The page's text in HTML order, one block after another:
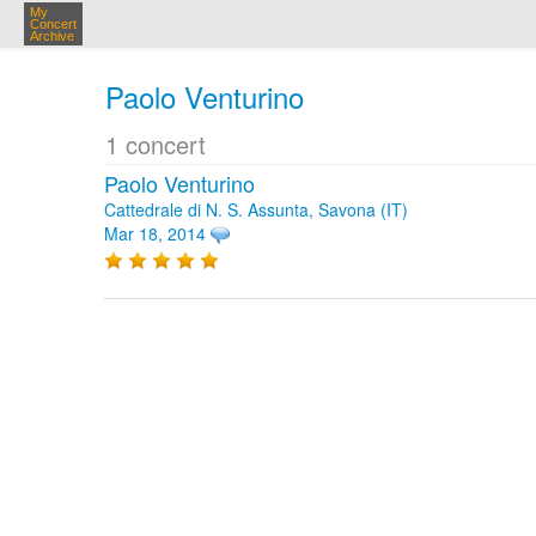
My
Concert
Archive
Paolo Venturino
1 concert
Paolo Venturino
Cattedrale di N. S. Assunta, Savona (IT)
Mar 18, 2014